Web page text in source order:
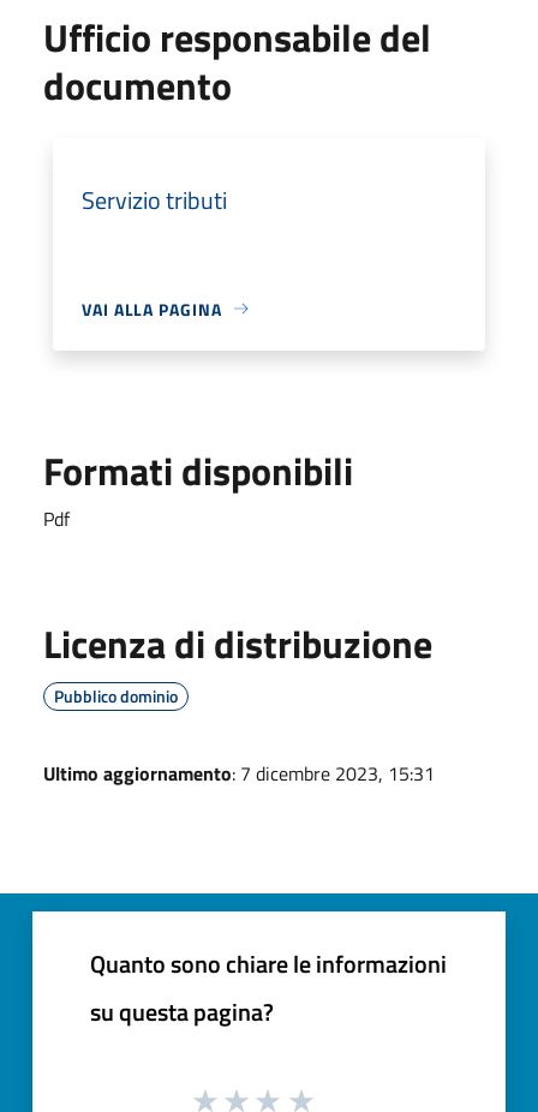
Ufficio responsabile del
documento
Servizio tributi
VAI ALLA PAGINA
Formati disponibili
Pdf
Licenza di distribuzione
Pubblico dominio
Ultimo aggiornamento: 7 dicembre 2023, 15:31
Quanto sono chiare le informazioni
su questa pagina?